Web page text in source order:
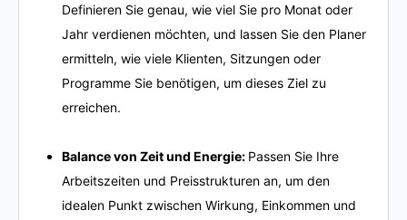
Definieren Sie genau, wie viel Sie pro Monat oder
Jahr verdienen möchten, und lassen Sie den Planer
ermitteln, wie viele Klienten, Sitzungen oder
Programme Sie benötigen, um dieses Ziel zu
erreichen.
Balance von Zeit und Energie: Passen Sie Ihre
Arbeitszeiten und Preisstrukturen an, um den
idealen Punkt zwischen Wirkung, Einkommen und